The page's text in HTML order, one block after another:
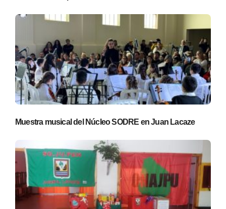
Muestra musical del Núcleo SODRE en Juan Lacaze